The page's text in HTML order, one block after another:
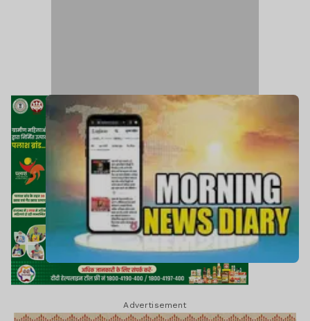
Advertisement